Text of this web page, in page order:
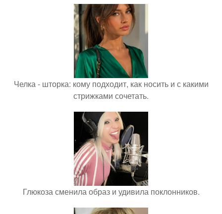
Челка - шторка: кому подходит, как носить и с какими
стрижками сочетать.
Глюкоза сменила образ и удивила поклонников.